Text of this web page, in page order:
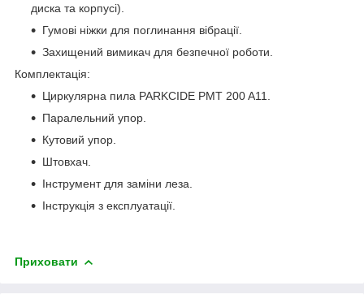
диска та корпусі).
Гумові ніжки для поглинання вібрації.
Захищений вимикач для безпечної роботи.
Комплектація:
Циркулярна пила PARKCIDE PMT 200 A11.
Паралельний упор.
Кутовий упор.
Штовхач.
Інструмент для заміни леза.
Інструкція з експлуатації.
Приховати